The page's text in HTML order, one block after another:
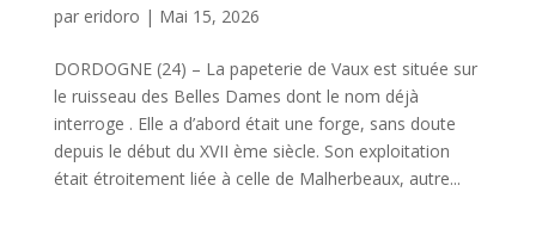
par eridoro | Mai 15, 2026
DORDOGNE (24) – La papeterie de Vaux est située sur
le ruisseau des Belles Dames dont le nom déjà
interroge . Elle a d’abord était une forge, sans doute
depuis le début du XVII ème siècle. Son exploitation
était étroitement liée à celle de Malherbeaux, autre...